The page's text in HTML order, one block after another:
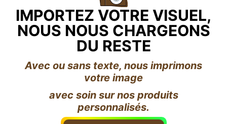
IMPORTEZ VOTRE VISUEL,
NOUS NOUS CHARGEONS
DU RESTE
Avec ou sans texte, nous imprimons
votre image
avec soin sur nos produits
personnalisés.